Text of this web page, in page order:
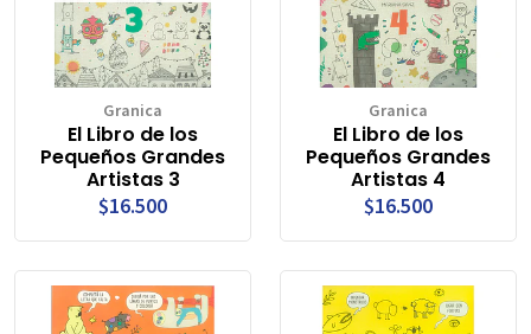
Granica
El Libro de los
Pequeños Grandes
Artistas 3
$16.500
Granica
El Libro de los
Pequeños Grandes
Artistas 4
$16.500